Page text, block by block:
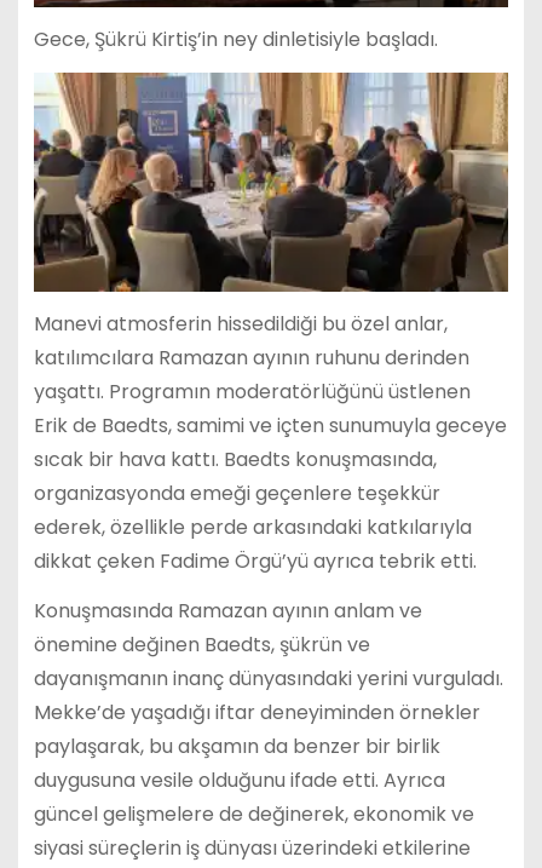
Gece, Şükrü Kirtiş’in ney dinletisiyle başladı.
Manevi atmosferin hissedildiği bu özel anlar,
katılımcılara Ramazan ayının ruhunu derinden
yaşattı. Programın moderatörlüğünü üstlenen
Erik de Baedts, samimi ve içten sunumuyla geceye
sıcak bir hava kattı. Baedts konuşmasında,
organizasyonda emeği geçenlere teşekkür
ederek, özellikle perde arkasındaki katkılarıyla
dikkat çeken Fadime Örgü’yü ayrıca tebrik etti.
Konuşmasında Ramazan ayının anlam ve
önemine değinen Baedts, şükrün ve
dayanışmanın inanç dünyasındaki yerini vurguladı.
Mekke’de yaşadığı iftar deneyiminden örnekler
paylaşarak, bu akşamın da benzer bir birlik
duygusuna vesile olduğunu ifade etti. Ayrıca
güncel gelişmelere de değinerek, ekonomik ve
siyasi süreçlerin iş dünyası üzerindeki etkilerine